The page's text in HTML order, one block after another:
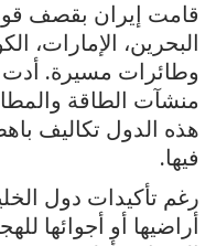
قامت إيران بقصف
البحرين، الإمارات،
وطائرات مسيرة.
منشآت الطاقة
هذه الدول تكاليف
فيها.
رغم تأكيدات دول
أراضيها أو أجوائها